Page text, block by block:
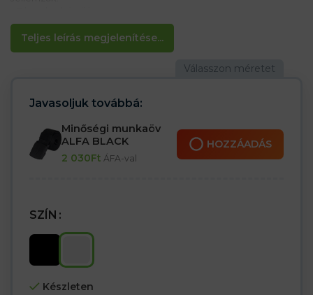
Teljes leírás megjelenítése...
– Egyszerű és kényelmes
Javasoljuk továbbá:
Minőségi munkaöv
ALFA BLACK
2 030Ft ÁFA-val
HOZZÁADÁS
SZÍN
Készleten